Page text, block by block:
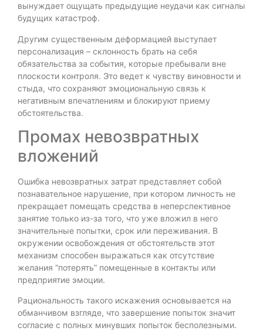
вынуждает ощущать предыдущие неудачи как сигналы
будущих катастроф.
Другим существенным деформацией выступает
персонализация – склонность брать на себя
обязательства за события, которые пребывали вне
плоскости контроля. Это ведет к чувству виновности и
стыда, что сохраняют эмоциональную связь к
негативным впечатлениям и блокируют приему
обстоятельства.
Промах невозвратных
вложений
Ошибка невозвратных затрат представляет собой
познавательное нарушение, при котором личность не
прекращает помещать средства в неперспективное
занятие только из-за того, что уже вложил в него
значительные попытки, срок или переживания. В
окружении освобождения от обстоятельств этот
механизм способен выражаться как отсутствие
желания “потерять” помещенные в контакты или
предприятие эмоции.
Рациональность такого искажения основывается на
обманчивом взгляде, что завершение попыток значит
согласие с полных минувших попыток бесполезными.